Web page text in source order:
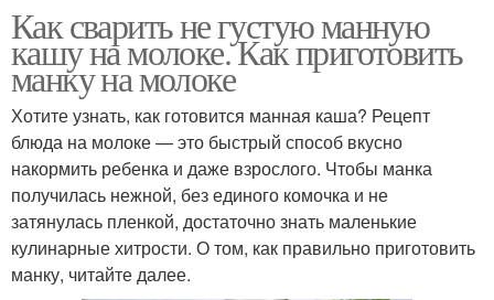
Как сварить не густую манную
кашу на молоке. Как приготовить
манку на молоке
Хотите узнать, как готовится манная каша? Рецепт
блюда на молоке — это быстрый способ вкусно
накормить ребенка и даже взрослого. Чтобы манка
получилась нежной, без единого комочка и не
затянулась пленкой, достаточно знать маленькие
кулинарные хитрости. О том, как правильно приготовить
манку, читайте далее.